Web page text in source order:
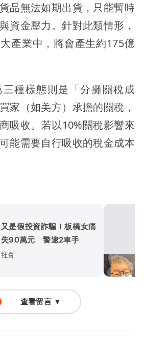
品無法如期出貨，只能暫時
資金壓力。針對此類情形，
產業中，將會產生約175億
種樣態則是「分攤關稅成
家（如美方）承擔的關稅，
吸收。若以10%關稅影響來
能需要自行吸收的稅金成本
又是假投資詐騙！板橋女痛
失90萬元 警逮2車手
社會
查看留言 ▼